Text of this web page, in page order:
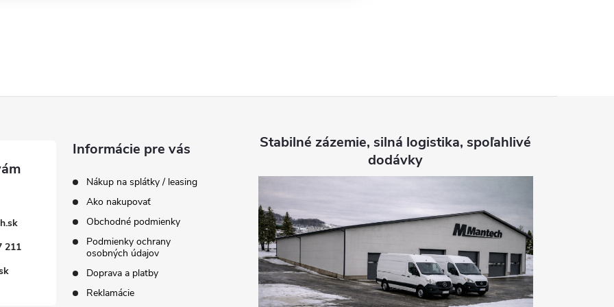
211
Informácie pre vás
Nákup na splátky / leasing
Ako nakupovať
Obchodné podmienky
Podmienky ochrany
osobných údajov
Doprava a platby
Reklamácie
Stabilné zázemie, silná logistika, spoľahlivé
dodávky